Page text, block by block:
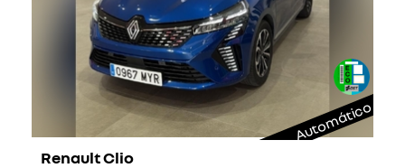
Automático
Renault Clio